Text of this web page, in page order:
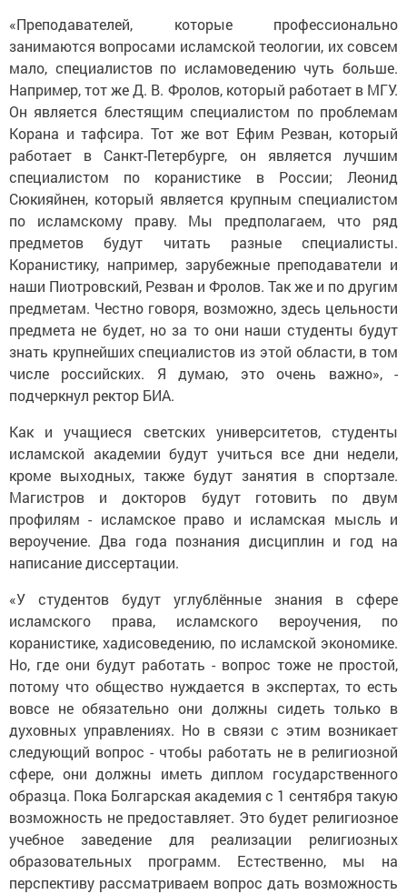
«Преподавателей, которые профессионально
занимаются вопросами исламской теологии, их совсем
мало, специалистов по исламоведению чуть больше.
Например, тот же Д. В. Фролов, который работает в МГУ.
Он является блестящим специалистом по проблемам
Корана и тафсира. Тот же вот Ефим Резван, который
работает в Санкт-Петербурге, он является лучшим
специалистом по коранистике в России; Леонид
Сюкияйнен, который является крупным специалистом
по исламскому праву. Мы предполагаем, что ряд
предметов будут читать разные специалисты.
Коранистику, например, зарубежные преподаватели и
наши Пиотровский, Резван и Фролов. Так же и по другим
предметам. Честно говоря, возможно, здесь цельности
предмета не будет, но за то они наши студенты будут
знать крупнейших специалистов из этой области, в том
числе российских. Я думаю, это очень важно», -
подчеркнул ректор БИА.
Как и учащиеся светских университетов, студенты
исламской академии будут учиться все дни недели,
кроме выходных, также будут занятия в спортзале.
Магистров и докторов будут готовить по двум
профилям - исламское право и исламская мысль и
вероучение. Два года познания дисциплин и год на
написание диссертации.
«У студентов будут углублённые знания в сфере
исламского права, исламского вероучения, по
коранистике, хадисоведению, по исламской экономике.
Но, где они будут работать - вопрос тоже не простой,
потому что общество нуждается в экспертах, то есть
вовсе не обязательно они должны сидеть только в
духовных управлениях. Но в связи с этим возникает
следующий вопрос - чтобы работать не в религиозной
сфере, они должны иметь диплом государственного
образца. Пока Болгарская академия с 1 сентября такую
возможность не предоставляет. Это будет религиозное
учебное заведение для реализации религиозных
образовательных программ. Естественно, мы на
перспективу рассматриваем вопрос дать возможность